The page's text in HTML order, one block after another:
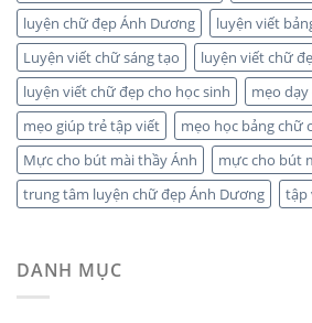
luyện chữ đẹp Ánh Dương
luyện viết
Luyện viết chữ sáng tạo
luyện viết chữ
luyện viết chữ đẹp cho học sinh
mẹo
mẹo giúp trẻ tập viết
mẹo học bảng chữ
Mực cho bút mài thầy Ánh
mực cho bút
trung tâm luyện chữ đẹp Ánh Dương
tập
DANH MỤC